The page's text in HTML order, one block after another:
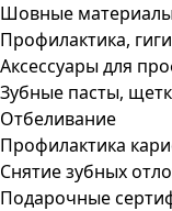
Шовные
Профилактика,
Аксессуары для
Зубные пасты,
Отбеливание
Профилактика
Снятие зубных
Подарочные